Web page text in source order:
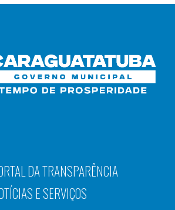
DA TRANSPARÊNCIA
E SERVIÇOS